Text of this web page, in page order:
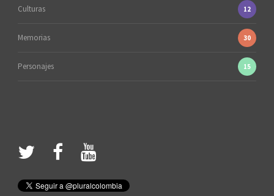
Culturas 12
Memorias 30
Personajes 15